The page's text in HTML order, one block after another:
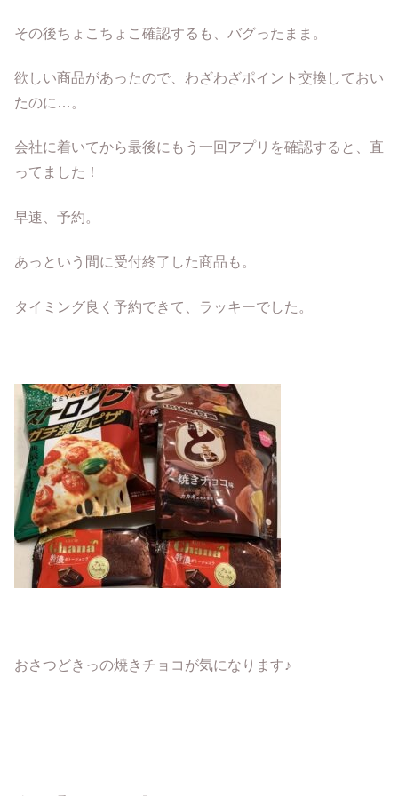
その後ちょこちょこ確認するも、バグったまま。
欲しい商品があったので、わざわざポイント交換しておい
たのに…。
会社に着いてから最後にもう一回アプリを確認すると、直
ってました！
早速、予約。
あっという間に受付終了した商品も。
タイミング良く予約できて、ラッキーでした。
おさつどきっの焼きチョコが気になります♪